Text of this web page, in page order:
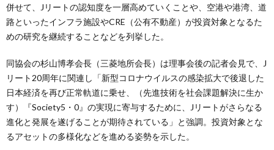
併せて、Jリートの認知度を一層高めていくことや、空港や港湾、道
路といったインフラ施設やCRE（公有不動産）が投資対象となるた
めの研究を継続することなどを列挙した。
同協会の杉山博孝会長（三菱地所会長）は理事会後の記者会見で、J
リート20周年に関連し「新型コロナウイルスの感染拡大で後退した
日本経済を再び正常軌道に乗せ、（先進技術を社会課題解決に生か
す）『Society5・0』の実現に寄与するために、Jリートがさらなる
進化と発展を遂げることが期待されている」と強調。投資対象とな
るアセットの多様化などを進める姿勢を示した。